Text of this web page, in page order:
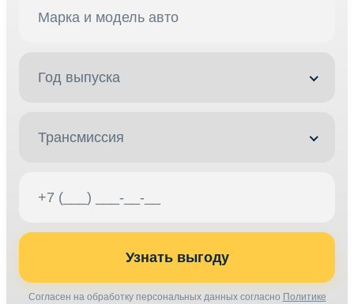
Год выпуска
Трансмиссия
Узнать выгоду
Согласен на обработку персональных данных согласно Политике